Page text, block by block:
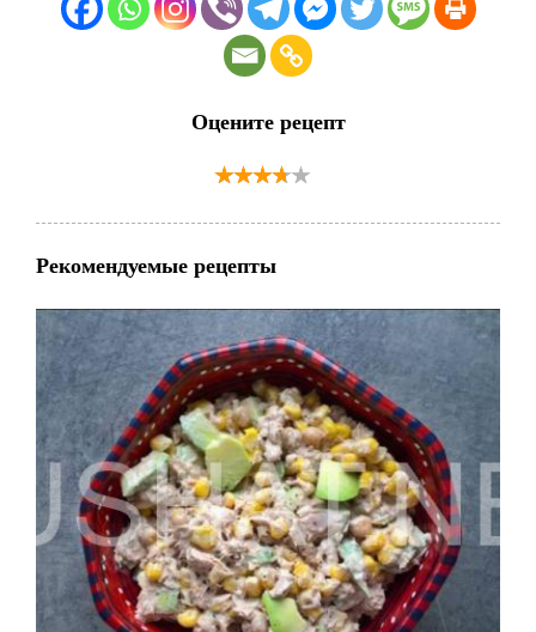
Оцените рецепт
Рекомендуемые рецепты